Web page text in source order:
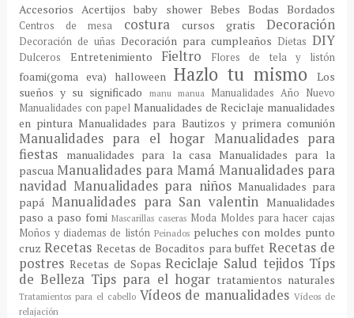
Accesorios Acertijosbaby shower Bebes BodasBordados
Centros de mesa costura cursos gratisDecoración
Decoración de uñas Decoración para cumpleaños DietasDIY
Dulceros Entretenimiento Fieltro Flores de tela y listón
foami(goma eva) halloween Hazlo tu mismoLos
sueños y su significado
manu manua Manualidades Año Nuevo
Manualidades con papel Manualidades de Reciclaje manualidades
en pinturaManualidades para Bautizos y primera comunión
Manualidades para el hogar Manualidades para
fiestas
manualidades para la casa Manualidades para la
pascua Manualidades para MamáManualidades para
navidadManualidades para niños Manualidades para
papá Manualidades para San valentinManualidades
paso a paso fomi Mascarillas caseras Moda Moldes para hacer cajas
Moños y diademas de listón Peinados peluches con moldes punto
cruzRecetas Recetas de Bocaditos para buffet Recetas de
postres Recetas de SopasReciclaje Saludtejidos Típs
de Belleza Tips para el hogar tratamientos naturales
Tratamientos para el cabello Vídeos de manualidadesVídeos de
relajación